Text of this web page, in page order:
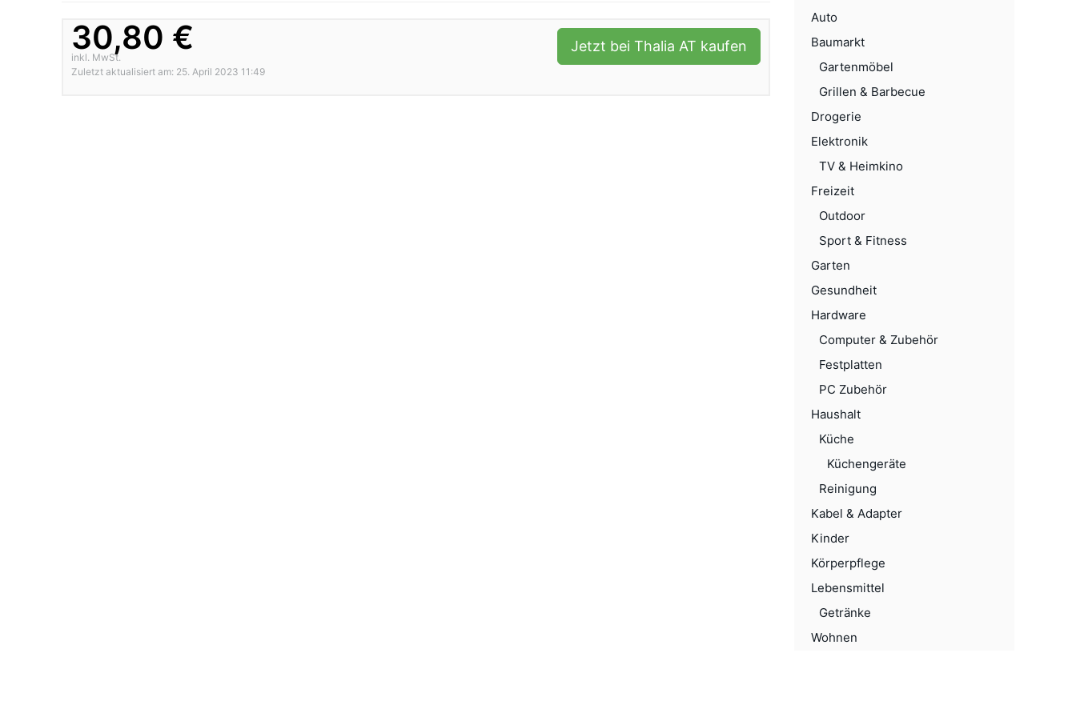
30,80 €
inkl. MwSt.
Zuletzt aktualisiert am: 25. April 2023 11:49
Jetzt bei Thalia AT kaufen
Auto
Baumarkt
Gartenmöbel
Grillen & Barbecue
Drogerie
Elektronik
TV & Heimkino
Freizeit
Outdoor
Sport & Fitness
Garten
Gesundheit
Hardware
Computer & Zubehör
Festplatten
PC Zubehör
Haushalt
Küche
Küchengeräte
Reinigung
Kabel & Adapter
Kinder
Körperpflege
Lebensmittel
Getränke
Wohnen